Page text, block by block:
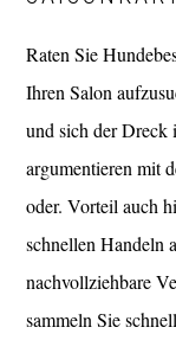
Raten Sie
Ihren Salon
und sich der Dreck
argumentieren mit
oder. Vorteil auch
schnellen Handeln
nachvollziehbare
sammeln Sie